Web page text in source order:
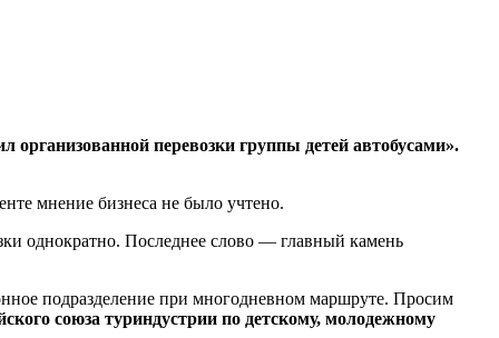
перевозки группы детей автобусами».
мнение бизнеса не было учтено.
однократно. Последнее слово — главный камень
подразделение при многодневном маршруте. Просим
союза туриндустрии по детскому, молодежному